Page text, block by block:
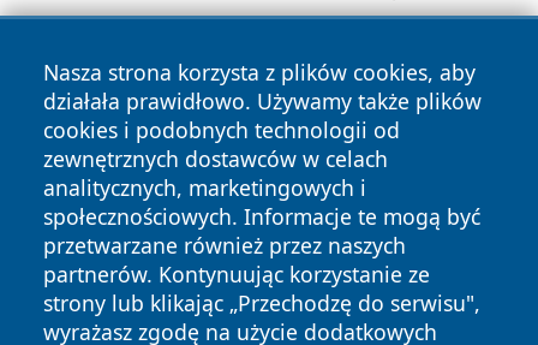
Nasza strona korzysta z plików cookies, aby
działała prawidłowo. Używamy także plików
cookies i podobnych technologii od
zewnętrznych dostawców w celach
analitycznych, marketingowych i
społecznościowych. Informacje te mogą być
przetwarzane również przez naszych
partnerów. Kontynuując korzystanie ze
strony lub klikając „Przechodzę do serwisu",
wyrażasz zgodę na użycie dodatkowych
Copyright © 2026 wiadomoscilublin.pl Wszystkie prawa
zastrzeżone.
News Autorzy
Polityka
Prywatności
Polityka
Cookies